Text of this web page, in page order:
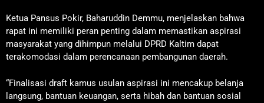
Ketua Pansus Pokir, Baharuddin Demmu, menjelaskan bahwa
rapat ini memiliki peran penting dalam memastikan aspirasi
masyarakat yang dihimpun melalui DPRD Kaltim dapat
terakomodasi dalam perencanaan pembangunan daerah.
“Finalisasi draft kamus usulan aspirasi ini mencakup belanja
langsung, bantuan keuangan, serta hibah dan bantuan sosial